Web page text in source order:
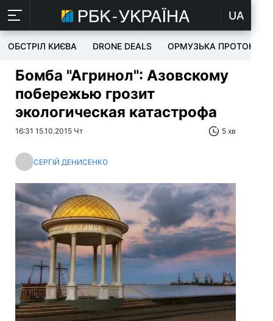
UA
ОБСТРІЛ КИЄВА DRONE DEALS ОРМУЗЬКА ПРОТОКА
Бомба "Агринол": Азовскому
побережью грозит
экологическая катастрофа
16:31 15.10.2015 Чт 5 хв
СЕРГІЙ ДЕНИСЕНКО